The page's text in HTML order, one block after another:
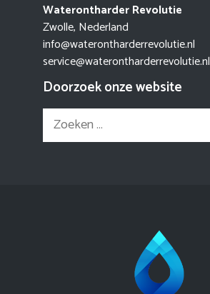
Waterontharder Revolutie
Zwolle, Nederland
info@waterontharderrevolutie.nl
service@waterontharderrevolutie.nl
Doorzoek onze website
Zoek
naar: